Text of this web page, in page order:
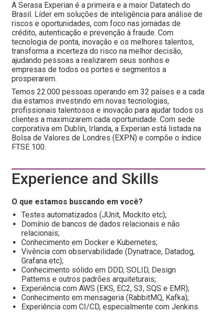
A Serasa Experian é a primeira e a maior Datatech do
Brasil. Líder em soluções de inteligência para análise de
riscos e oportunidades, com foco nas jornadas de
crédito, autenticação e prevenção à fraude. Com
tecnologia de ponta, inovação e os melhores talentos,
transforma a incerteza do risco na melhor decisão,
ajudando pessoas a realizarem seus sonhos e
empresas de todos os portes e segmentos a
prosperarem.
Temos 22.000 pessoas operando em 32 países e a cada
dia estamos investindo em novas tecnologias,
profissionais talentosos e inovação para ajudar todos os
clientes a maximizarem cada oportunidade. Com sede
corporativa em Dublin, Irlanda, a Experian está listada na
Bolsa de Valores de Londres (EXPN) e compõe o índice
FTSE 100.
Experience and Skills
O que estamos buscando em você?
Testes automatizados (JUnit, Mockito etc);
Domínio de bancos de dados relacionais e não
relacionais;
Conhecimento em Docker e Kubernetes;
Vivência com observabilidade (Dynatrace, Datadog,
Grafana etc);
Conhecimento sólido em DDD, SOLID, Design
Patterns e outros padrões arquiteturais;
Experiência com AWS (EKS, EC2, S3, SQS e EMR);
Conhecimento em mensageria (RabbitMQ, Kafka);
Experiência com CI/CD, especialmente com Jenkins.